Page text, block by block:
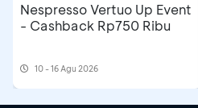
Nespresso Vertuo Up Event
- Cashback Rp750 Ribu
10 - 16 Agu 2026